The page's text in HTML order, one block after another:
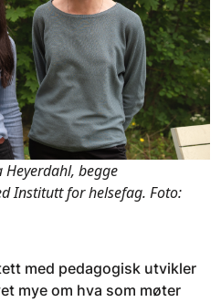
Heyerdahl, begge
Institutt for helsefag. Foto:
med pedagogisk utvikler
mye om hva som møter